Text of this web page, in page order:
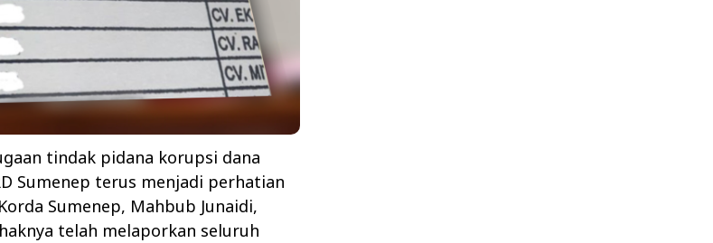
tindak pidana korupsi dana
Sumenep terus menjadi perhatian
Sumenep, Mahbub Junaidi,
telah melaporkan seluruh